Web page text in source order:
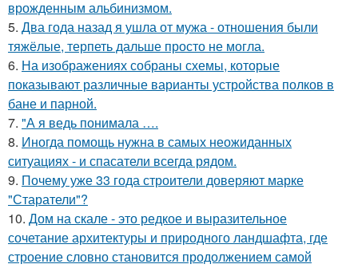
врожденным альбинизмом.
5. Два года назад я ушла от мужа - отношения были
тяжёлые, терпеть дальше просто не могла.
6. На изображениях собраны схемы, которые
показывают различные варианты устройства полков в
бане и парной.
7. "А я ведь понимала ….
8. Иногда помощь нужна в самых неожиданных
ситуациях - и спасатели всегда рядом.
9. Почему уже 33 года строители доверяют марке
"Старатели"?
10. Дом на скале - это редкое и выразительное
сочетание архитектуры и природного ландшафта, где
строение словно становится продолжением самой